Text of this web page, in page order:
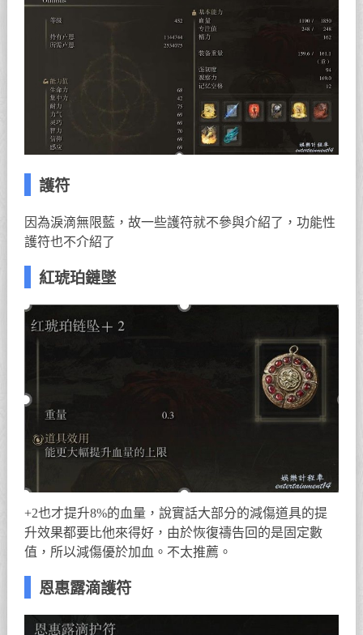
護符
因為淚滴無限藍，故一些護符就不參與介紹了，功能性
護符也不介紹了
紅琥珀鏈墜
+2也才提升8%的血量，說實話大部分的減傷道具的提
升效果都要比他來得好，由於恢復禱告回的是固定數
值，所以減傷優於加血。不太推薦。
恩惠露滴護符